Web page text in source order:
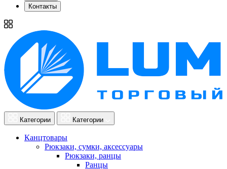
Контакты
Категории Категории
Канцтовары
Рюкзаки, сумки, аксессуары
Рюкзаки, ранцы
Ранцы